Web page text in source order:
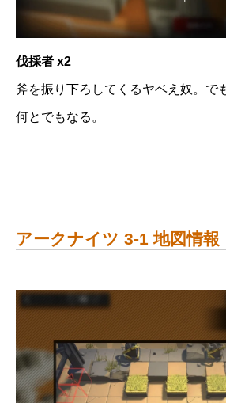
伐採者 x2
斧を振り下ろしてくるヤベえ奴。で
何とでもなる。
アークナイツ 3-1 地図情報